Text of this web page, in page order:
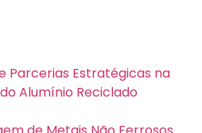
Parcerias Estratégicas na
Alumínio Reciclado